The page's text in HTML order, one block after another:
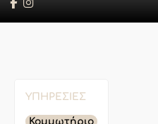
ΥΠΗΡΕΣΊΕΣ
Κομμωτήριο